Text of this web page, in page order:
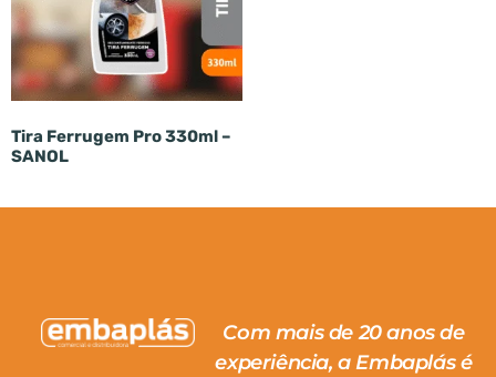
Tira Ferrugem Pro 330ml –
SANOL
Com mais de 20 anos de
experiência, a Embaplás é